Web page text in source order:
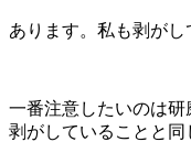
あります。私も剥が
一番注意したいのは研
剥がしていることと同